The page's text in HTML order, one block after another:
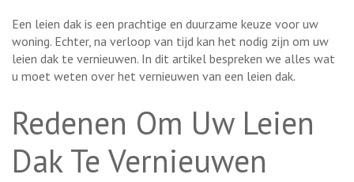
Een leien dak is een prachtige en duurzame keuze voor uw
woning. Echter, na verloop van tijd kan het nodig zijn om uw
leien dak te vernieuwen. In dit artikel bespreken we alles wat
u moet weten over het vernieuwen van een leien dak.
Redenen Om Uw Leien
Dak Te Vernieuwen